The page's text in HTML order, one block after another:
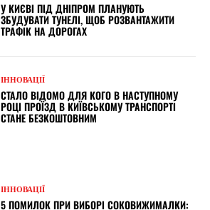
У КИЄВІ ПІД ДНІПРОМ ПЛАНУЮТЬ
ЗБУДУВАТИ ТУНЕЛІ, ЩОБ РОЗВАНТАЖИТИ
ТРАФІК НА ДОРОГАХ
ІННОВАЦІЇ
СТАЛО ВІДОМО ДЛЯ КОГО В НАСТУПНОМУ
РОЦІ ПРОЇЗД В КИЇВСЬКОМУ ТРАНСПОРТІ
СТАНЕ БЕЗКОШТОВНИМ
ІННОВАЦІЇ
5 ПОМИЛОК ПРИ ВИБОРІ СОКОВИЖИМАЛКИ: